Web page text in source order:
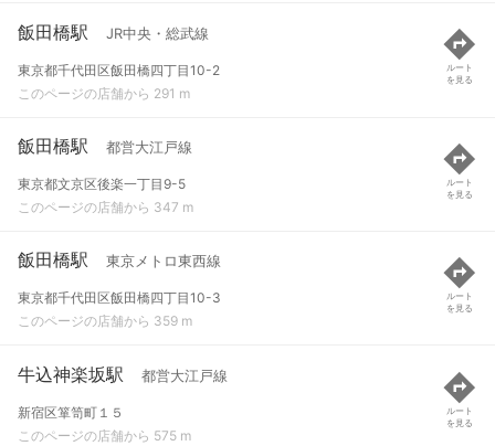
飯田橋駅 JR中央・総武線
東京都千代田区飯田橋四丁目10-2
このページの店舗から 291 m
ルート
を見る
飯田橋駅 都営大江戸線
東京都文京区後楽一丁目9-5
このページの店舗から 347 m
ルート
を見る
飯田橋駅 東京メトロ東西線
東京都千代田区飯田橋四丁目10-3
このページの店舗から 359 m
ルート
を見る
牛込神楽坂駅 都営大江戸線
新宿区箪笥町１５
このページの店舗から 575 m
ルート
を見る